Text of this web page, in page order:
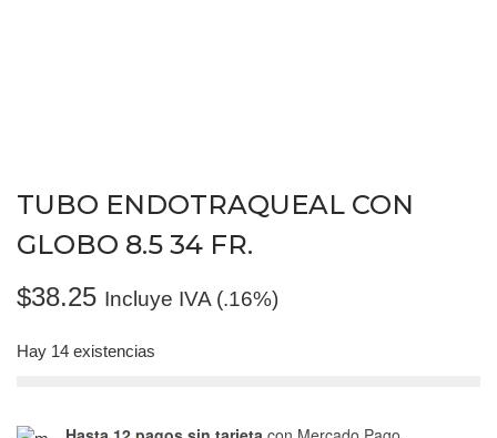
TUBO ENDOTRAQUEAL CON
GLOBO 8.5 34 FR.
$38.25 Incluye IVA (.16%)
Hay 14 existencias